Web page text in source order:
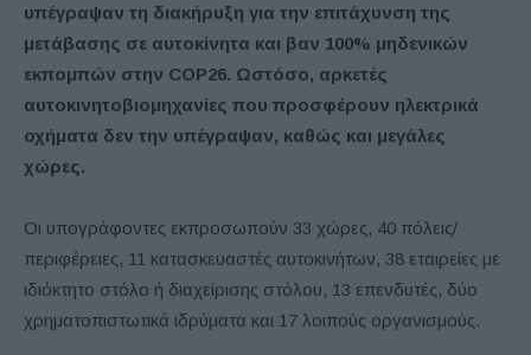
υπέγραψαν τη διακήρυξη για την επιτάχυνση της
μετάβασης σε αυτοκίνητα και βαν 100% μηδενικών
εκπομπών στην COP26. Ωστόσο, αρκετές
αυτοκινητοβιομηχανίες που προσφέρουν ηλεκτρικά
οχήματα δεν την υπέγραψαν, καθώς και μεγάλες
χώρες.
Οι υπογράφοντες εκπροσωπούν 33 χώρες, 40 πόλεις/
περιφέρειες, 11 κατασκευαστές αυτοκινήτων, 38 εταιρείες με
ιδιόκτητο στόλο ή διαχείρισης στόλου, 13 επενδυτές, δύο
χρηματοπιστωτικά ιδρύματα και 17 λοιπούς οργανισμούς.